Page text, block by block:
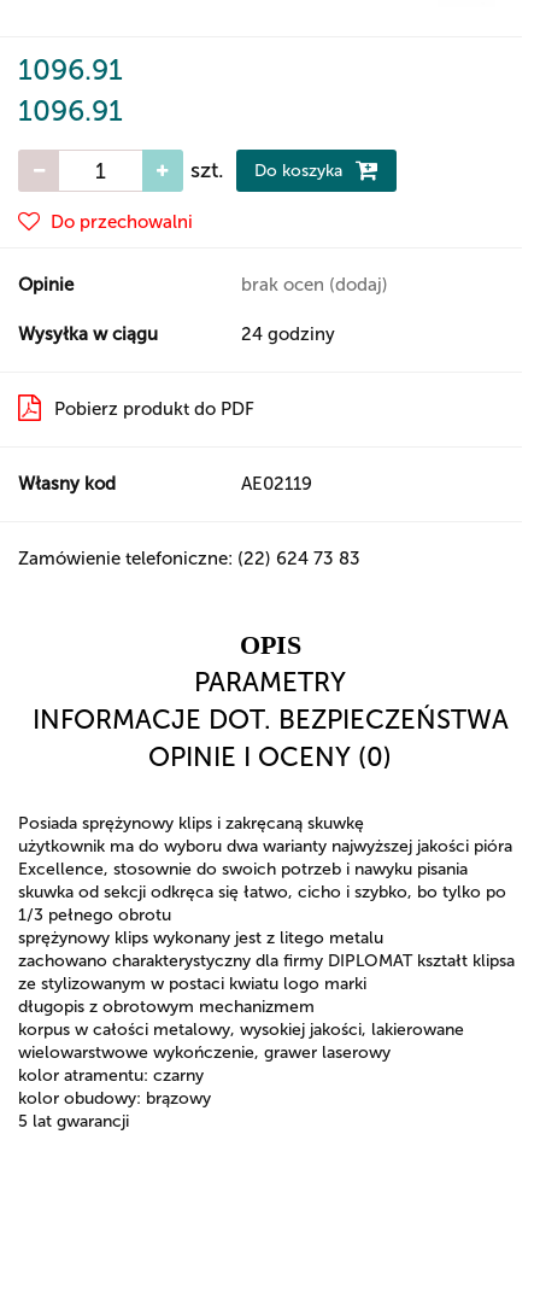
1096.91
1096.91
szt. Do koszyka
Do przechowalni
Opinie brak ocen (dodaj)
Wysyłka w ciągu 24 godziny
Pobierz produkt do PDF
Własny kod AE02119
Zamówienie telefoniczne: (22) 624 73 83
OPIS
PARAMETRY
INFORMACJE DOT. BEZPIECZEŃSTWA
OPINIE I OCENY (0)
Posiada sprężynowy klips i zakręcaną skuwkę
użytkownik ma do wyboru dwa warianty najwyższej jakości pióra
Excellence, stosownie do swoich potrzeb i nawyku pisania
skuwka od sekcji odkręca się łatwo, cicho i szybko, bo tylko po
1/3 pełnego obrotu
sprężynowy klips wykonany jest z litego metalu
zachowano charakterystyczny dla firmy DIPLOMAT kształt klipsa
ze stylizowanym w postaci kwiatu logo marki
długopis z obrotowym mechanizmem
korpus w całości metalowy, wysokiej jakości, lakierowane
wielowarstwowe wykończenie, grawer laserowy
kolor atramentu: czarny
kolor obudowy: brązowy
5 lat gwarancji